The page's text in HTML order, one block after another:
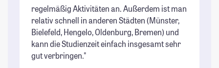
regelmäßig Aktivitäten an. Außerdem ist man
relativ schnell in anderen Städten (Münster,
Bielefeld, Hengelo, Oldenburg, Bremen) und
kann die Studienzeit einfach insgesamt sehr
gut verbringen."